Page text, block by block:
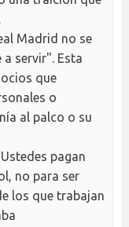
Madrid no se
a servir". Esta
que
o
al palco o su
pagan
no para ser
los que trabajan